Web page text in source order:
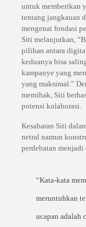
untuk memberikan
tentang jangkauan
mengenai fondasi
Siti melanjutkan,
pilihan antara
keduanya bisa
kampanye yang
yang maksimal.”
memihak, Siti
potensi kolaborasi.
Kesabaran Siti
netral namun
perdebatan
“Kata-kata
meruntuhkan
ucapan adalah